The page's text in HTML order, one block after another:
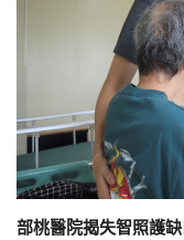
部桃醫院揭失智照護